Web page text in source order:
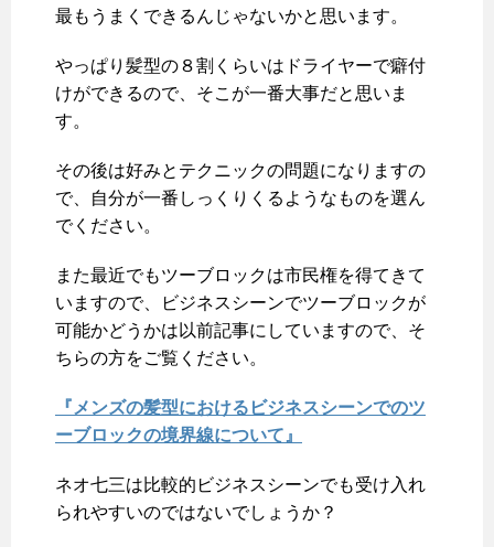
最もうまくできるんじゃないかと思います。
やっぱり髪型の８割くらいはドライヤーで癖付
けができるので、そこが一番大事だと思いま
す。
その後は好みとテクニックの問題になりますの
で、自分が一番しっくりくるようなものを選ん
でください。
また最近でもツーブロックは市民権を得てきて
いますので、ビジネスシーンでツーブロックが
可能かどうかは以前記事にしていますので、そ
ちらの方をご覧ください。
『メンズの髪型におけるビジネスシーンでのツ
ーブロックの境界線について』
ネオ七三は比較的ビジネスシーンでも受け入れ
られやすいのではないでしょうか？